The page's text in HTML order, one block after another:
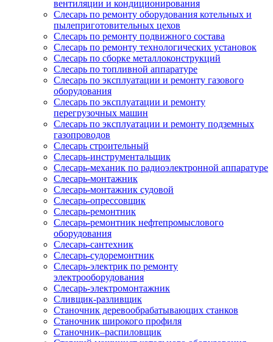
вентиляции и кондиционирования
Слесарь по ремонту оборудования котельных и
пылеприготовительных цехов
Слесарь по ремонту подвижного состава
Слесарь по ремонту технологических установок
Слесарь по сборке металлоконструкций
Слесарь по топливной аппаратуре
Слесарь по эксплуатации и ремонту газового
оборудования
Слесарь по эксплуатации и ремонту
перегрузочных машин
Слесарь по эксплуатации и ремонту подземных
газопроводов
Слесарь строительный
Слесарь-инструментальщик
Слесарь-механик по радиоэлектронной аппаратуре
Слесарь-монтажник
Слесарь-монтажник судовой
Слесарь-опрессовщик
Слесарь-ремонтник
Слесарь-ремонтник нефтепромыслового
оборудования
Слесарь-сантехник
Слесарь-судоремонтник
Слесарь-электрик по ремонту
электрооборудования
Слесарь-электромонтажник
Сливщик-разливщик
Станочник деревообрабатывающих станков
Станочник широкого профиля
Станочник–распиловщик